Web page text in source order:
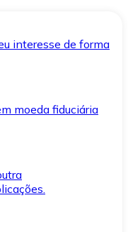
interesse de forma
moeda fiduciária